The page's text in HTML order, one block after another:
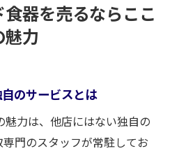
器を売るならここ
力
のサービスとは
力は、他店にはない独自の
門のスタッフが常駐してお